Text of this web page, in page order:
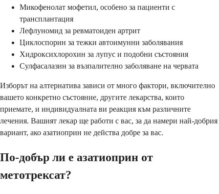
Микофенолат мофетил, особено за пациенти с
трансплантация
Лефлуномид за ревматоиден артрит
Циклоспорин за тежки автоимунни заболявания
Хидроксихлорохин за лупус и подобни състояния
Сулфасалазин за възпалително заболяване на червата
Изборът на алтернатива зависи от много фактори, включително
вашето конкретно състояние, другите лекарства, които
приемате, и индивидуалната ви реакция към различните
лечения. Вашият лекар ще работи с вас, за да намери най-добрия
вариант, ако азатиоприн не действа добре за вас.
По-добър ли е азатиоприн от
метотрексат?